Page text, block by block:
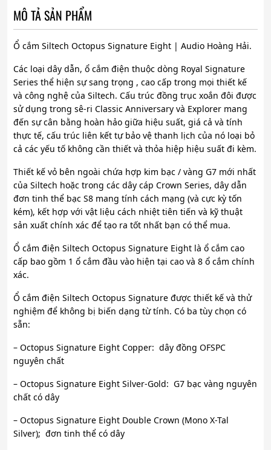
MÔ TẢ SẢN PHẨM
Ổ cắm Siltech Octopus Signature Eight | Audio Hoàng Hải.
Các loại dây dẫn, ổ cắm điện thuộc dòng Royal Signature
Series thể hiện sự sang trọng , cao cấp trong mọi thiết kế
và công nghệ của Siltech. Cấu trúc đồng trục xoắn đôi được
sử dụng trong sê-ri Classic Anniversary và Explorer mang
đến sự cân bằng hoàn hảo giữa hiệu suất, giá cả và tính
thực tế, cấu trúc liên kết tự bảo vệ thanh lịch của nó loại bỏ
cả các yếu tố không cần thiết và thỏa hiệp hiệu suất đi kèm.
Thiết kế vỏ bên ngoài chứa hợp kim bạc / vàng G7 mới nhất
của Siltech hoặc trong các dây cáp Crown Series, dây dẫn
đơn tinh thể bạc S8 mang tính cách mạng (và cực kỳ tốn
kém), kết hợp với vật liệu cách nhiệt tiên tiến và kỹ thuật
sản xuất chính xác để tạo ra tốt nhất bạn có thể mua.
Ổ cắm điện Siltech Octopus Signature Eight là ổ cắm cao
cấp bao gồm 1 ổ cắm đầu vào hiện tại cao và 8 ổ cắm chính
xác.
Ổ cắm điện Siltech Octopus Signature được thiết kế và thử
nghiệm để không bị biến dạng từ tính. Có ba tùy chọn có
sẵn:
– Octopus Signature Eight Copper: dây đồng OFSPC
nguyên chất
– Octopus Signature Eight Silver-Gold: G7 bạc vàng nguyên
chất có dây
– Octopus Signature Eight Double Crown (Mono X-Tal
Silver); đơn tinh thể có dây